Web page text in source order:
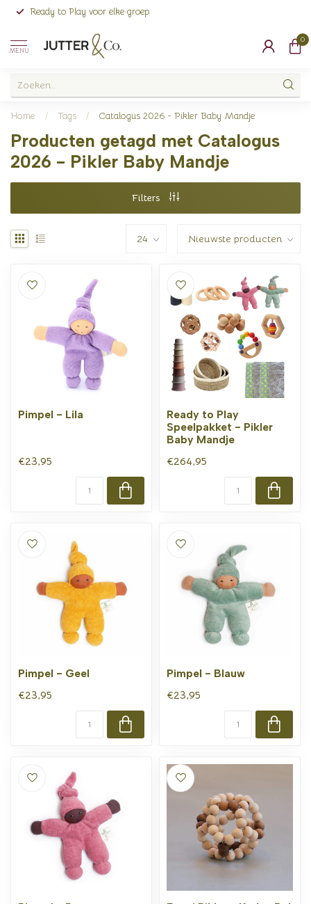
Ready to Play voor elke groep
MENU
0
Home / Tags / Catalogus 2026 - Pikler Baby Mandje
Producten getagd met Catalogus
2026 - Pikler Baby Mandje
Filters
Pimpel - Lila
€23,95
Ready to Play
Speelpakket - Pikler
Baby Mandje
€264,95
Pimpel - Geel
€23,95
Pimpel - Blauw
€23,95